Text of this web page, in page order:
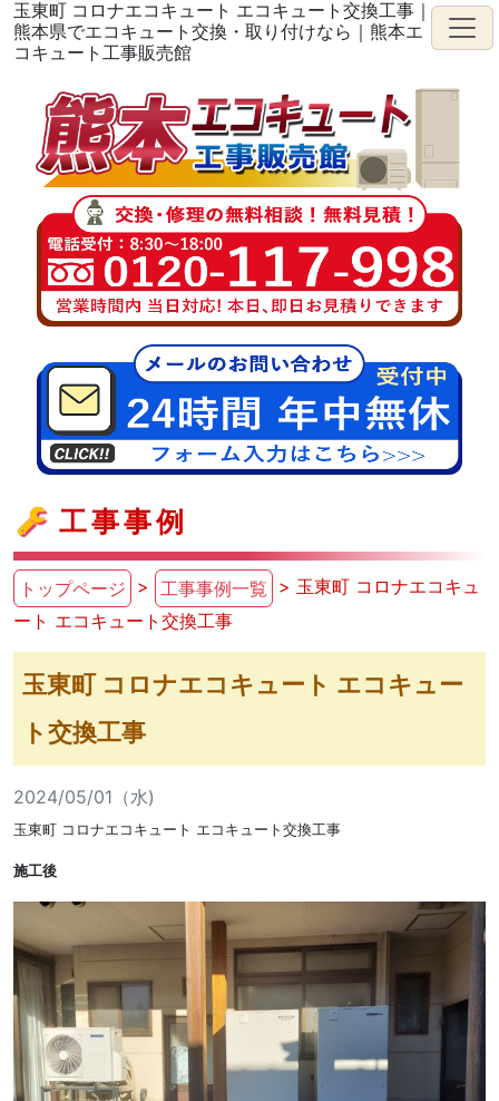
玉東町 コロナエコキュート エコキュート交換工事｜
熊本県でエコキュート交換・取り付けなら｜熊本エ
コキュート工事販売館
工事事例
トップページ > 工事事例一覧 > 玉東町 コロナエコキュ
ート エコキュート交換工事
玉東町 コロナエコキュート エコキュー
ト交換工事
2024/05/01（水)
玉東町 コロナエコキュート エコキュート交換工事
施工後